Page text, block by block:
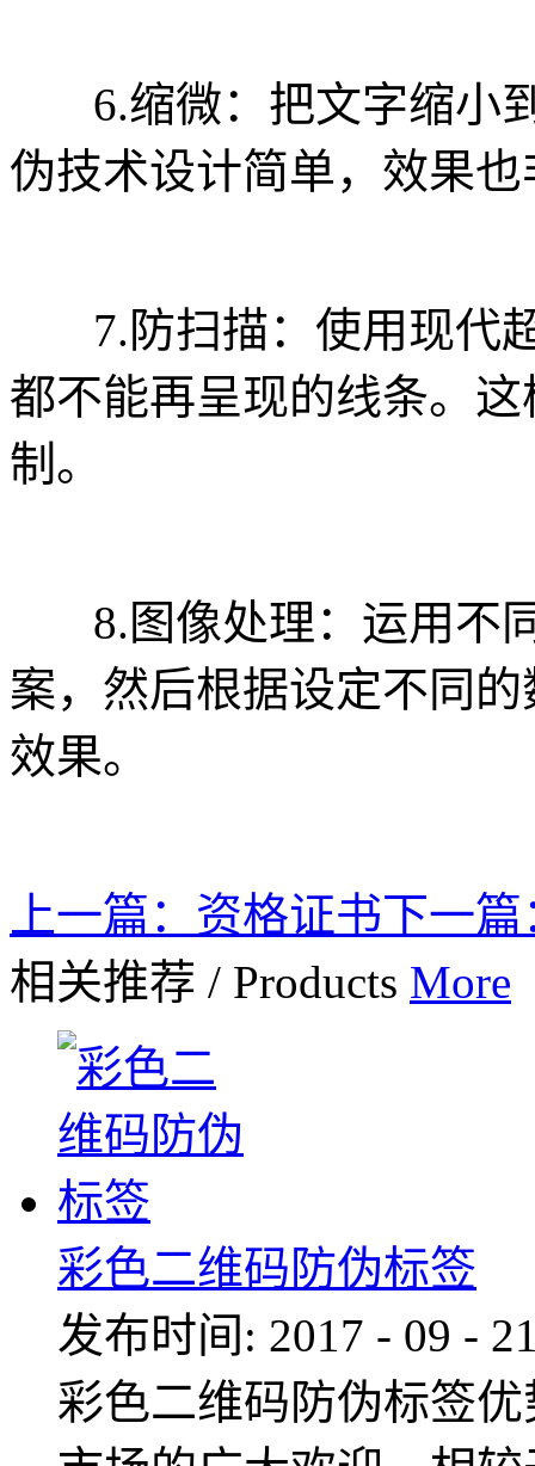
6.缩微：把文字缩小
伪技术设计简单，效果
7.防扫描：使用现代
都不能再呈现的线条。
制。
8.图像处理：运用不
案，然后根据设定不同
效果。
上一篇： 资格证书下一篇
相关推荐 / Products More
彩色二维码防伪标签
发布时间: 2017 - 09 -
彩色二维码防伪标签